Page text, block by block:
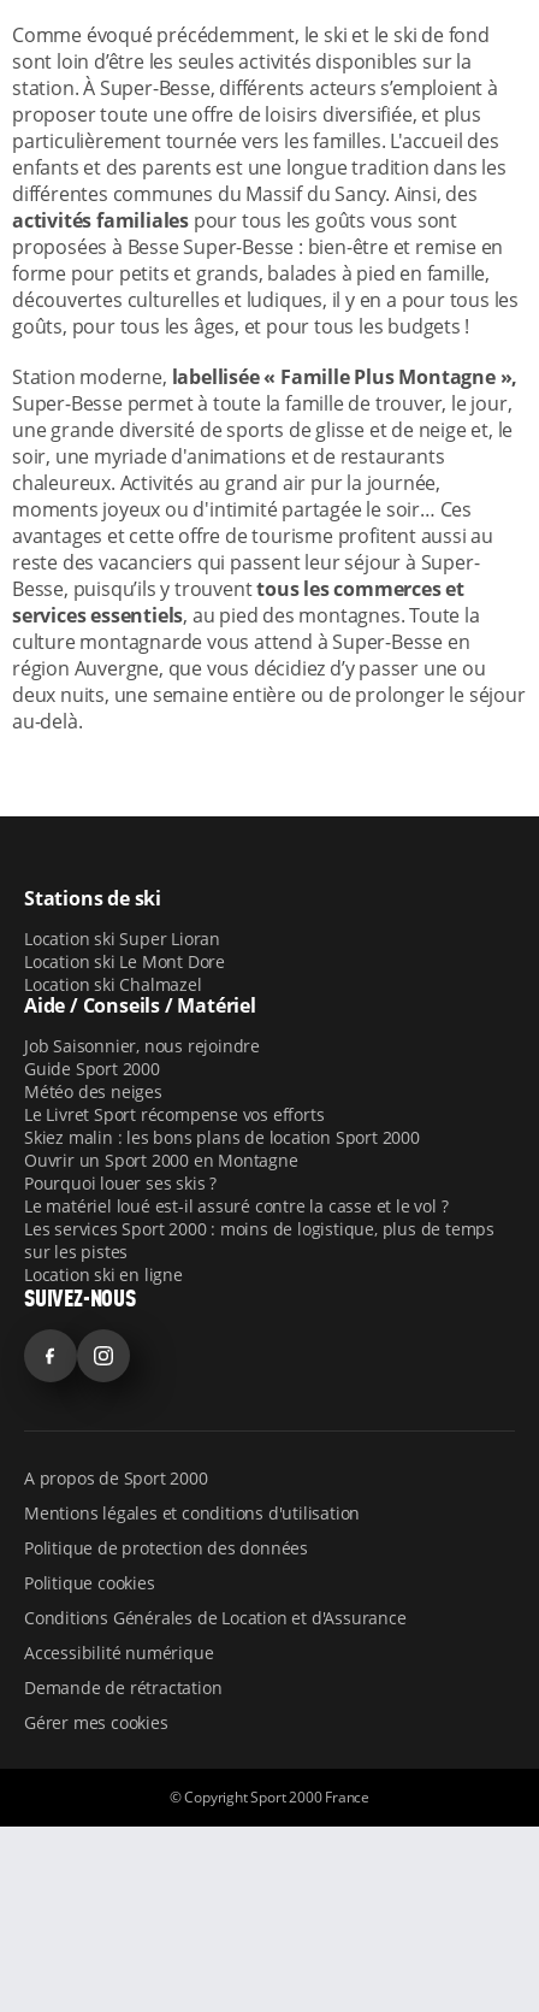
Comme évoqué précédemment, le ski et le ski de fond
sont loin d’être les seules activités disponibles sur la
station. À Super-Besse, différents acteurs s’emploient à
proposer toute une offre de loisirs diversifiée, et plus
particulièrement tournée vers les familles. L'accueil des
enfants et des parents est une longue tradition dans les
différentes communes du Massif du Sancy. Ainsi, des
activités familiales pour tous les goûts vous sont
proposées à Besse Super-Besse : bien-être et remise en
forme pour petits et grands, balades à pied en famille,
découvertes culturelles et ludiques, il y en a pour tous les
goûts, pour tous les âges, et pour tous les budgets !
Station moderne, labellisée « Famille Plus Montagne »,
Super-Besse permet à toute la famille de trouver, le jour,
une grande diversité de sports de glisse et de neige et, le
soir, une myriade d'animations et de restaurants
chaleureux. Activités au grand air pur la journée,
moments joyeux ou d'intimité partagée le soir… Ces
avantages et cette offre de tourisme profitent aussi au
reste des vacanciers qui passent leur séjour à Super-
Besse, puisqu’ils y trouventtous les commerces et
services essentiels, au pied des montagnes. Toute la
culture montagnarde vous attend à Super-Besse en
région Auvergne, que vous décidiez d’y passer une ou
deux nuits, une semaine entière ou de prolonger le séjour
au-delà.
Stations de ski
Location ski Super Lioran
Location ski Le Mont Dore
Location ski Chalmazel
Aide / Conseils / Matériel
Job Saisonnier, nous rejoindre
Guide Sport 2000
Météo des neiges
Le Livret Sport récompense vos efforts
Skiez malin : les bons plans de location Sport 2000
Ouvrir un Sport 2000 en Montagne
Pourquoi louer ses skis ?
Le matériel loué est-il assuré contre la casse et le vol ?
Les services Sport 2000 : moins de logistique, plus de temps
sur les pistes
Location ski en ligne
SUIVEZ-NOUS
FacebookInstagram
A propos de Sport 2000
Mentions légales et conditions d'utilisation
Politique de protection des données
Politique cookies
Conditions Générales de Location et d'Assurance
Accessibilité numérique
Demande de rétractation
Gérer mes cookies
© Copyright Sport 2000 France